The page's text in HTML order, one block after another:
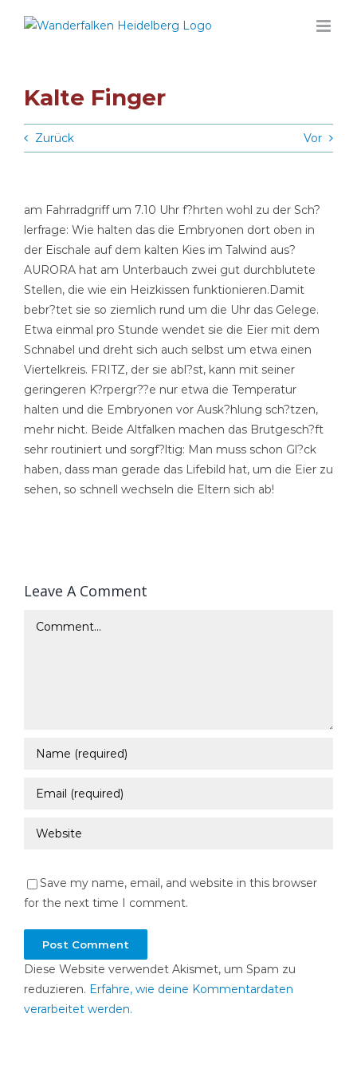
Inhalt
Kalte Finger
Zurück Vor
am Fahrradgriff um 7.10 Uhr f?hrten wohl zu der Sch?
lerfrage: Wie halten das die Embryonen dort oben in
der Eischale auf dem kalten Kies im Talwind aus?
AURORA hat am Unterbauch zwei gut durchblutete
Stellen, die wie ein Heizkissen funktionieren.Damit
bebr?tet sie so ziemlich rund um die Uhr das Gelege.
Etwa einmal pro Stunde wendet sie die Eier mit dem
Schnabel und dreht sich auch selbst um etwa einen
Viertelkreis. FRITZ, der sie abl?st, kann mit seiner
geringeren K?rpergr??e nur etwa die Temperatur
halten und die Embryonen vor Ausk?hlung sch?tzen,
mehr nicht. Beide Altfalken machen das Brutgesch?ft
sehr routiniert und sorgf?ltig: Man muss schon Gl?ck
haben, dass man gerade das Lifebild hat, um die Eier zu
sehen, so schnell wechseln die Eltern sich ab!
Leave A Comment
Comment
Save my name, email, and website in this browser
for the next time I comment.
Diese Website verwendet Akismet, um Spam zu
reduzieren. Erfahre, wie deine Kommentardaten
verarbeitet werden.